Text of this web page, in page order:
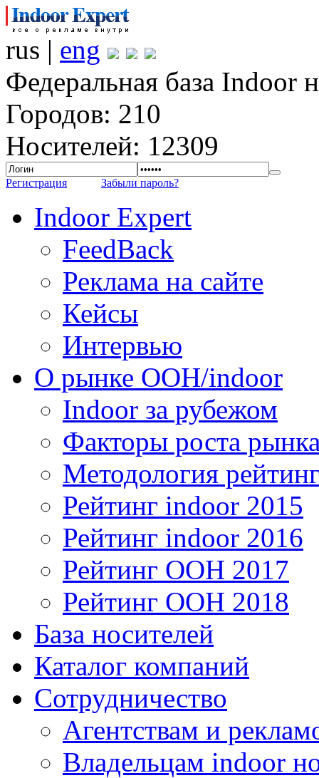
rus | eng
Федеральная база Indoor
Городов: 210
Носителей: 12309
Регистрация Забыли пароль?
Indoor Expert
FeedBack
Реклама на сайте
Кейсы
Интервью
О рынке OOH/indoor
Indoor за рубежом
Факторы роста
Методология
Рейтинг indoor 2015
Рейтинг indoor 2016
Рейтинг OOH 2017
Рейтинг OOH 2018
База носителей
Каталог компаний
Сотрудничество
Агентствам и
Владельцам indoor